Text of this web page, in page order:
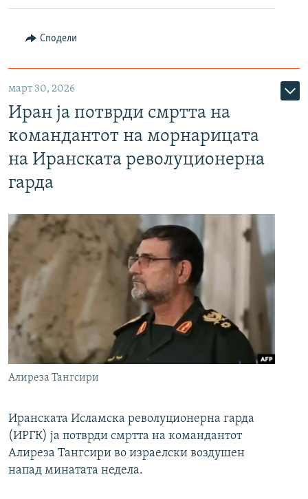
Сподели
март 30, 2026
Иран ја потврди смртта на
командантот на морнарицата
на Иранската револуционерна
гарда
Алиреза Тангсири
Иранската Исламска револуционерна гарда
(ИРГК) ја потврди смртта на командантот
Алиреза Тангсири во израелски воздушен
напад минатата недела.